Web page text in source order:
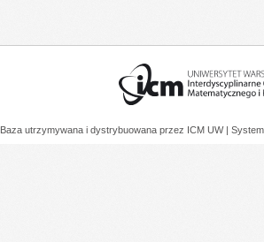
Baza utrzymywana i dystrybuowana przez ICM UW |